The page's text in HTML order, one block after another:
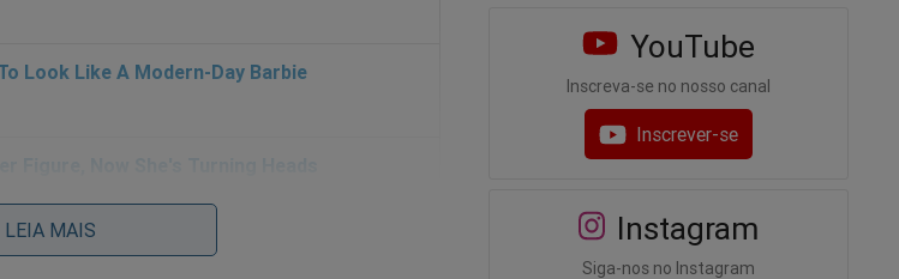
LEIA MAIS
YouTube
Inscreva-se no nosso canal
Inscrever-se
Instagram
Siga-nos no Instagram